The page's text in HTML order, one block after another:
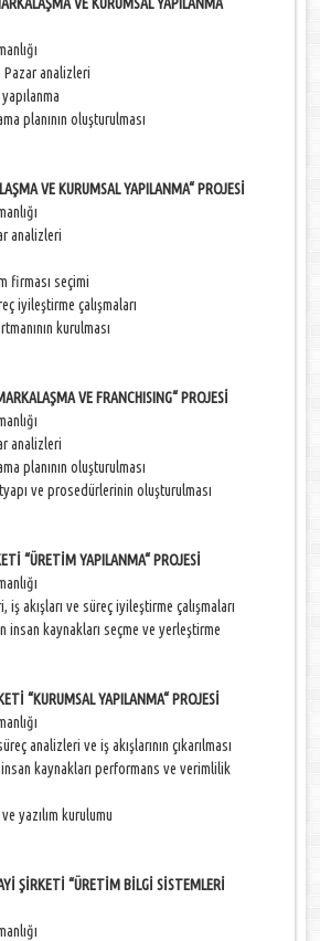
Pazar analizleri
planının oluşturulması
VE KURUMSAL YAPILANMA“ PROJESİ
analizleri
firması seçimi
iyileştirme çalışmaları
kurulması
VE FRANCHISING“ PROJESİ
analizleri
planının oluşturulması
ve prosedürlerinin oluşturulması
“ÜRETİM YAPILANMA“ PROJESİ
akışları ve süreç iyileştirme çalışmaları
insan kaynakları seçme ve yerleştirme
“KURUMSAL YAPILANMA“ PROJESİ
analizleri ve iş akışlarının çıkarılması
kaynakları performans ve verimlilik
yazılım kurulumu
ŞİRKETİ “ÜRETİM BİLGİ SİSTEMLERİ